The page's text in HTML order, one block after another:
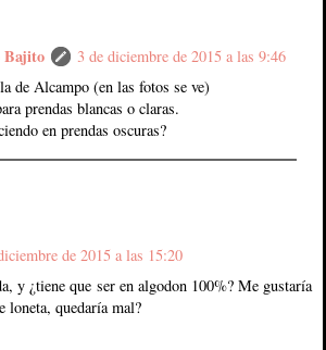
Bajito
3 de diciembre de 2015 a las 9:46
de Alcampo (en las fotos se ve)
prendas blancas o claras.
en prendas oscuras?
de 2015 a las 15:20
y ¿tiene que ser en algodon 100%? Me gustaría
loneta, quedaría mal?